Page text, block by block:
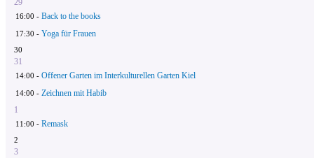
29
16:00 - Back to the books
17:30 - Yoga für Frauen
30
31
14:00 - Offener Garten im Interkulturellen Garten Kiel
14:00 - Zeichnen mit Habib
1
11:00 - Remask
2
3